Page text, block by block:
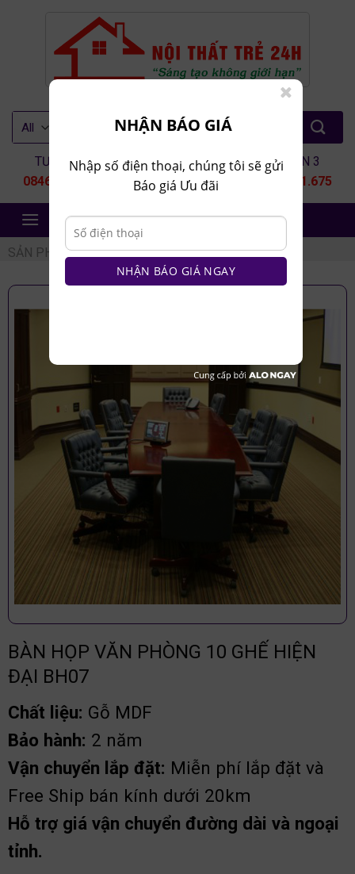
TƯ VẤN 1
0846.80.9999
TƯ VẤN 2
0935.435.286
TƯ VẤN 3
0964.651.675
NỘI THẤT TRẺ 24H
SẢN PHẨM / NỘI THẤT VĂN PHÒNG / BÀN HỌP
BÀN HỌP VĂN PHÒNG 10 GHẾ HIỆN
ĐẠI BH07
Chất liệu: Gỗ MDF
Bảo hành: 2 năm
Vận chuyển lắp đặt: Miễn phí lắp đặt và
Free Ship bán kính dưới 20km
Hỗ trợ giá vận chuyển đường dài và ngoại
tỉnh.
NHẬN BÁO GIÁ
Nhập số điện thoại, chúng tôi sẽ gửi
Báo giá Ưu đãi
NHẬN BÁO GIÁ NGAY